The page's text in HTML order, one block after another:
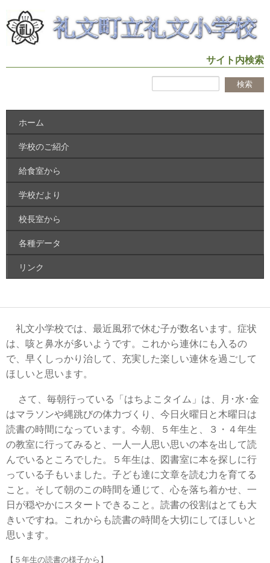
サイト内検索
ホーム
学校のご紹介
給食室から
学校だより
校長室から
各種データ
リンク
礼文小学校では、最近風邪で休む子が数名います。症状
は、咳と鼻水が多いようです。これから連休にも入るの
で、早くしっかり治して、充実した楽しい連休を過ごして
ほしいと思います。
さて、毎朝行っている「はちよこタイム」は、月･水･金
はマラソンや縄跳びの体力づくり、今日火曜日と木曜日は
読書の時間になっています。今朝、５年生と、３・４年生
の教室に行ってみると、一人一人思い思いの本を出して読
んでいるところでした。５年生は、図書室に本を探しに行
っている子もいました。子ども達に文章を読む力を育てる
こと。そして朝のこの時間を通じて、心を落ち着かせ、一
日が穏やかにスタートできること。読書の役割はとても大
きいですね。これからも読書の時間を大切にしてほしいと
思います。
【５年生の読書の様子から】